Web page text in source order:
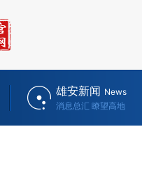
雄安新闻 News
消息总汇 瞭望高地